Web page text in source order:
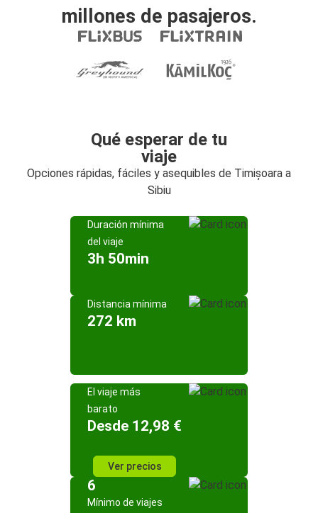
millones de pasajeros.
Qué esperar de tu
viaje
Opciones rápidas, fáciles y asequibles de Timișoara a
Sibiu
Duración mínima
del viaje
3h 50min
Distancia mínima
272 km
El viaje más
barato
Desde 12,98 €
Ver precios
6
Mínimo de viajes